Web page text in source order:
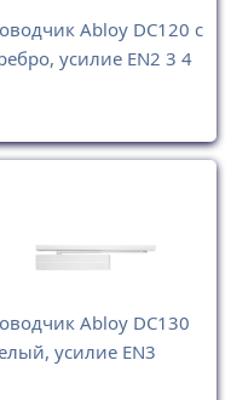
Abloy DC120 с
усилие EN2 3 4
Abloy DC130
усилие EN3